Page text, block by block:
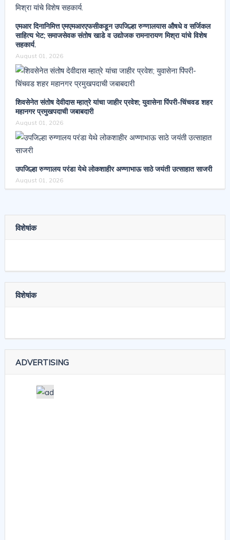
एमआर दिनानिमित्त एमएमआरएफसीकडून उपजिल्हा रुग्णालयास औषधे व सर्जिकल
साहित्य भेट; समाजसेवक संतोष खाडे व उद्योजक रामनारायण मिश्रा यांचे विशेष
सहकार्य.
August 01, 2026
शिवसेनेत संतोष देवीदास म्हात्रे यांचा जाहीर प्रवेश; युवासेना पिंपरी-चिंचवड शहर
महानगर प्रमुखपदाची जबाबदारी
August 01, 2026
उपजिल्हा रुग्णालय परंडा येथे लोकशाहीर अण्णाभाऊ साठे जयंती उत्साहात साजरी
August 01, 2026
विशेषांक
विशेषांक
ADVERTISING